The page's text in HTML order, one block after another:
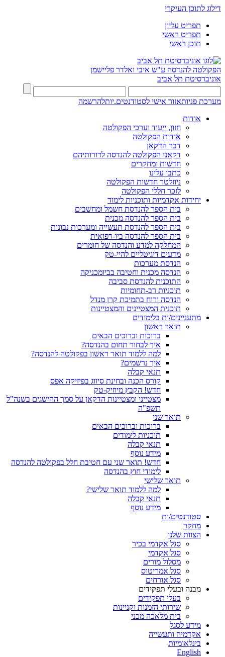
דילוג לתוכן העיקרי
תפריט עליון
תפריט ראשי
תוכן ראשי
הפקולטה להנדסה ע"ש איבי ואלדר פליישמן
אוניברסיטת תל אביב
מערכת פניותאזור אישי לסטודנטים.יותלהרשמה
אודות
חזון, ייעוד וערכי הפקולטה
אודות הפקולטה
דבר הדקאן
דקאני הפקולטה להנדסה לדורותיהם
חדשות ומחקרים
כתבו עלינו
ניוזלטר חדשות הפקולטה
לזכר חללי הפקולטה
יחידות אקדמיות ותוכניות לימוד
בית הספר להנדסת חשמל ומחשבים
בית הספר להנדסה מכנית
בית הספר להנדסת תעשייה ומערכות נבונות
בית הספר להנדסה ביו-רפואית
המחלקה למדע והנדסה של חומרים
מדעים דיגיטליים להיי-טק
הנדסת מערכות
הנדסה מכנית וחטיבה בביומכניקה
התוכנית להנדסת סביבה
תוכניות רב-תחומיות
הנדסה ורוח בתמיכת קרן מנדל
תוכנית המצטיינים והמצטיינות
מתעניינים/ות בלימודים
תואר ראשון
ברוכות וברוכים הבאים
איך לבחור תחום בהנדסה?
למה ללמוד תואר ראשון בפקולטה להנדסה?
איך נרשמים?
תנאי קבלה
קורס הכנה ובחינת סיווג בפיזיקה אפס
חדש! הקבץ מיוזיק-טק
מצטייני ומצטיינות הדקאן על סמך ההישגים בשנה"ל
תשפ"ה
תואר שני
ברוכות וברוכים הבאים
תוכניות לימודים
תנאי קבלה
מידע נוסף
חדש! תואר שני עם חטיבת חלל בפקולטה להנדסה
לימודי חוץ בהנדסה
תואר שלישי
למה ללמוד תואר שלישי?
תנאי קבלה
מידע נוסף
סטודנטים/ות
מחקר
הצוות שלנו
סגל אקדמי בכיר
סגל אקדמי
מסלול מורים
סגל אמריטוס
סגל אורחים
מבנה ובעלי תפקידים
בעלי תפקידים
שירותי הזמנות וקניינות
בית מלאכה מכני
מידע לסגל
אקדמיה ותעשייה
בינלאומיות
English